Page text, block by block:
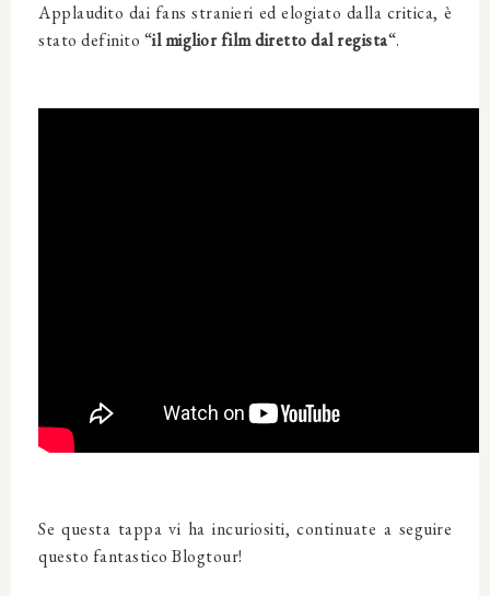
Applaudito dai fans stranieri ed elogiato dalla critica, è
stato definito “il miglior film diretto dal regista“.
Se questa tappa vi ha incuriositi, continuate a seguire
questo fantastico Blogtour!